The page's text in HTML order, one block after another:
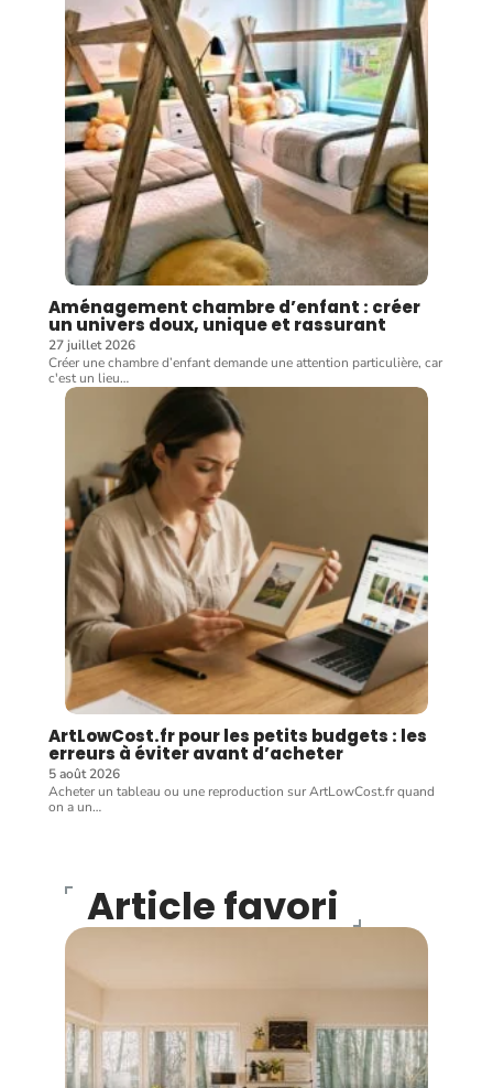
Aménagement chambre d’enfant : créer
un univers doux, unique et rassurant
27 juillet 2026
Créer une chambre d’enfant demande une attention particulière, car
c'est un lieu…
ArtLowCost.fr pour les petits budgets : les
erreurs à éviter avant d’acheter
5 août 2026
Acheter un tableau ou une reproduction sur ArtLowCost.fr quand
on a un…
Article favori